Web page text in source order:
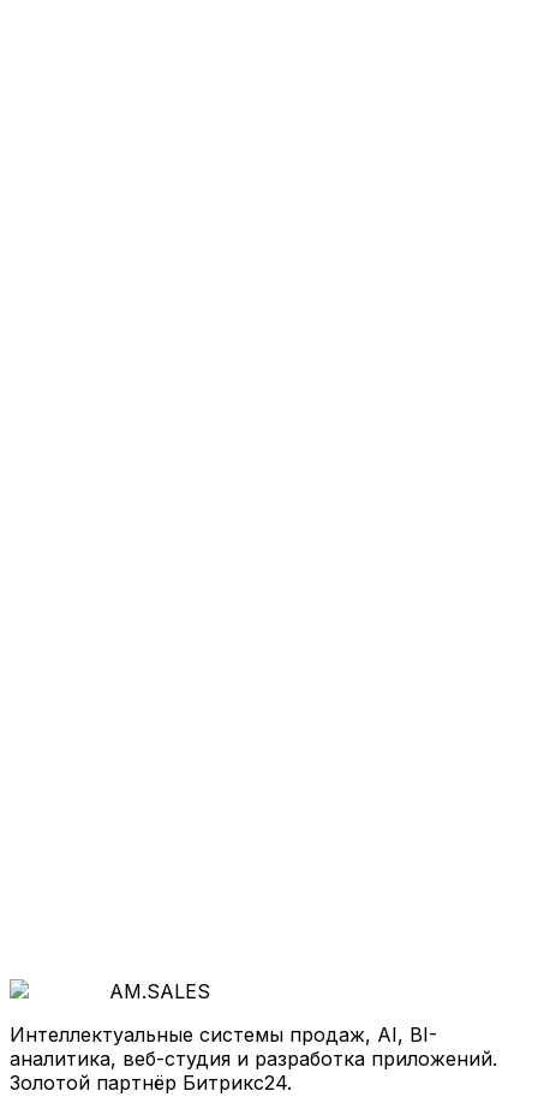
AM.SALES
Интеллектуальные системы продаж, AI, BI-
аналитика, веб-студия и разработка приложений.
Золотой партнёр Битрикс24.